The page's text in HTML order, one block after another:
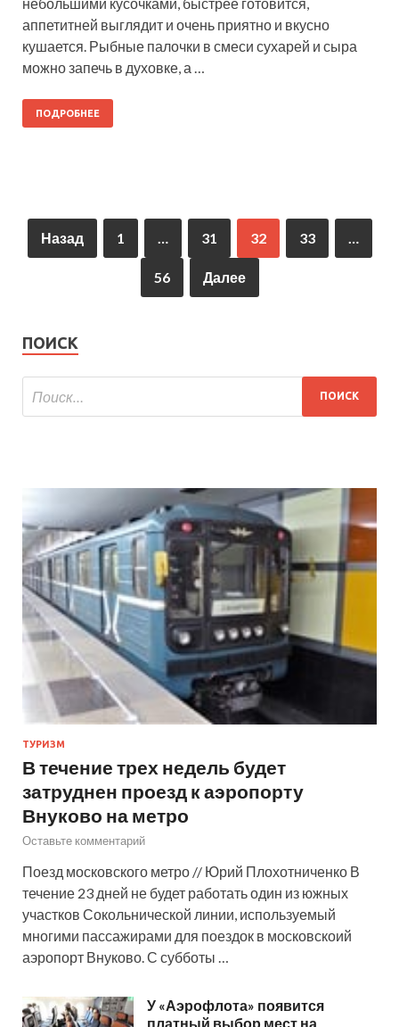
аппетитней выглядит и очень приятно и вкусно
кушается. Рыбные палочки в смеси сухарей и сыра
можно запечь в духовке, а …
ПОДРОБНЕЕ
Назад 1 31 32 33
56 Далее
ПОИСК
ТУРИЗМ
В течение трех недель будет
затруднен проезд к аэропорту
Внуково на метро
Оставьте комментарий
Поезд московского метро // Юрий Плохотниченко В
течение 23 дней не будет работать один из южных
участков Сокольнической линии, используемый
многими пассажирами для поездок в московскоий
аэропорт Внуково. С субботы …
У «Аэрофлота» появится
платный выбор мест на